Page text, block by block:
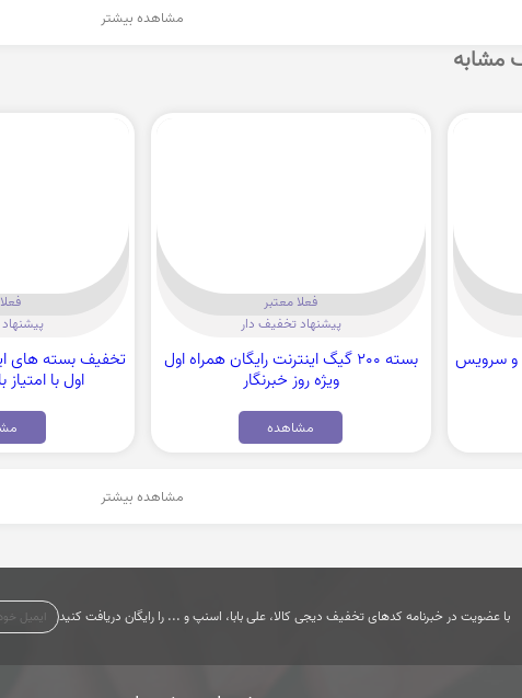
مشاهده بیشتر
مشابه
ظروف و سرویس
فعلا معتبر
پیشنهاد تخفیف دار
بسته 200 گیگ اینترنت رایگان همراه اول
ویژه روز خبرنگار
مشاهده
تخفیف بسته های
اول با
مشاهده بیشتر
با عضویت در خبرنامه کدهای تخفیف دیجی کالا، علی بابا، اسنپ و ... را رایگان دریافت کنید